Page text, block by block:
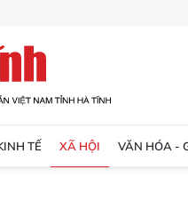
TẾ XÃ HỘI VĂN HÓA -